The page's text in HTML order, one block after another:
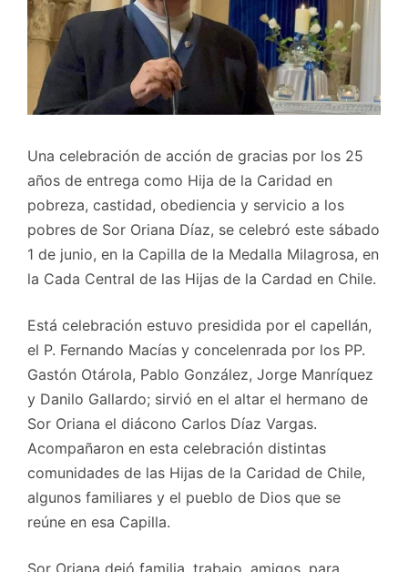
Una celebración de acción de gracias por los 25
años de entrega como Hija de la Caridad en
pobreza, castidad, obediencia y servicio a los
pobres de Sor Oriana Díaz, se celebró este sábado
1 de junio, en la Capilla de la Medalla Milagrosa, en
la Cada Central de las Hijas de la Cardad en Chile.
Está celebración estuvo presidida por el capellán,
el P. Fernando Macías y concelenrada por los PP.
Gastón Otárola, Pablo González, Jorge Manríquez
y Danilo Gallardo; sirvió en el altar el hermano de
Sor Oriana el diácono Carlos Díaz Vargas.
Acompañaron en esta celebración distintas
comunidades de las Hijas de la Caridad de Chile,
algunos familiares y el pueblo de Dios que se
reúne en esa Capilla.